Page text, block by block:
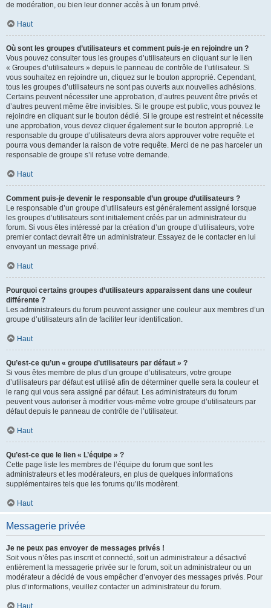
de modération, ou bien leur donner accès à un forum privé.
Haut
Où sont les groupes d’utilisateurs et comment puis-je en rejoindre un ?
Vous pouvez consulter tous les groupes d’utilisateurs en cliquant sur le lien
« Groupes d’utilisateurs » depuis le panneau de contrôle de l’utilisateur. Si
vous souhaitez en rejoindre un, cliquez sur le bouton approprié. Cependant,
tous les groupes d’utilisateurs ne sont pas ouverts aux nouvelles adhésions.
Certains peuvent nécessiter une approbation, d’autres peuvent être privés et
d’autres peuvent même être invisibles. Si le groupe est public, vous pouvez le
rejoindre en cliquant sur le bouton dédié. Si le groupe est restreint et nécessite
une approbation, vous devez cliquer également sur le bouton approprié. Le
responsable du groupe d’utilisateurs devra alors approuver votre requête et
pourra vous demander la raison de votre requête. Merci de ne pas harceler un
responsable de groupe s’il refuse votre demande.
Haut
Comment puis-je devenir le responsable d’un groupe d’utilisateurs ?
Le responsable d’un groupe d’utilisateurs est généralement assigné lorsque
les groupes d’utilisateurs sont initialement créés par un administrateur du
forum. Si vous êtes intéressé par la création d’un groupe d’utilisateurs, votre
premier contact devrait être un administrateur. Essayez de le contacter en lui
envoyant un message privé.
Haut
Pourquoi certains groupes d’utilisateurs apparaissent dans une couleur
différente ?
Les administrateurs du forum peuvent assigner une couleur aux membres d’un
groupe d’utilisateurs afin de faciliter leur identification.
Haut
Qu’est-ce qu’un « groupe d’utilisateurs par défaut » ?
Si vous êtes membre de plus d’un groupe d’utilisateurs, votre groupe
d’utilisateurs par défaut est utilisé afin de déterminer quelle sera la couleur et
le rang qui vous sera assigné par défaut. Les administrateurs du forum
peuvent vous autoriser à modifier vous-même votre groupe d’utilisateurs par
défaut depuis le panneau de contrôle de l’utilisateur.
Haut
Qu’est-ce que le lien « L’équipe » ?
Cette page liste les membres de l’équipe du forum que sont les
administrateurs et les modérateurs, en plus de quelques informations
supplémentaires tels que les forums qu’ils modèrent.
Haut
Messagerie privée
Je ne peux pas envoyer de messages privés !
Soit vous n’êtes pas inscrit et connecté, soit un administrateur a désactivé
entièrement la messagerie privée sur le forum, soit un administrateur ou un
modérateur a décidé de vous empêcher d’envoyer des messages privés. Pour
plus d’informations, veuillez contacter un administrateur du forum.
Haut